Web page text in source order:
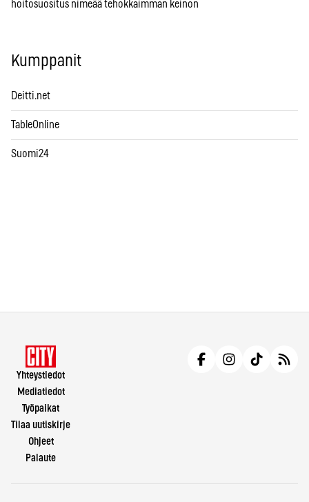
hoitosuositus nimeää tehokkaimman keinon
Kumppanit
Deitti.net
TableOnline
Suomi24
Yhteystiedot
Mediatiedot
Työpaikat
Tilaa uutiskirje
Ohjeet
Palaute